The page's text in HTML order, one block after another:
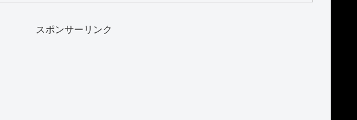
スポンサーリンク